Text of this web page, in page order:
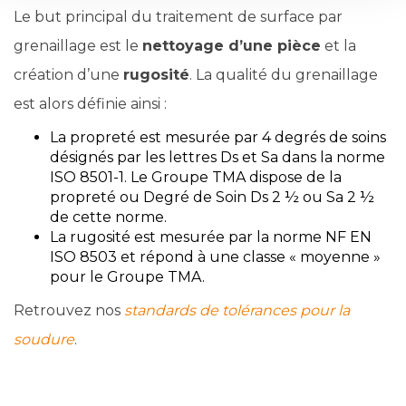
Le but principal du traitement de surface par
grenaillage est le nettoyage d’une pièce et la
création d’une rugosité. La qualité du grenaillage
est alors définie ainsi :
La propreté est mesurée par 4 degrés de soins
désignés par les lettres Ds et Sa dans la norme
ISO 8501-1. Le Groupe TMA dispose de la
propreté ou Degré de Soin Ds 2 ½ ou Sa 2 ½
de cette norme.
La rugosité est mesurée par la norme NF EN
ISO 8503 et répond à une classe « moyenne »
pour le Groupe TMA.
Retrouvez nos standards de tolérances pour la
soudure.